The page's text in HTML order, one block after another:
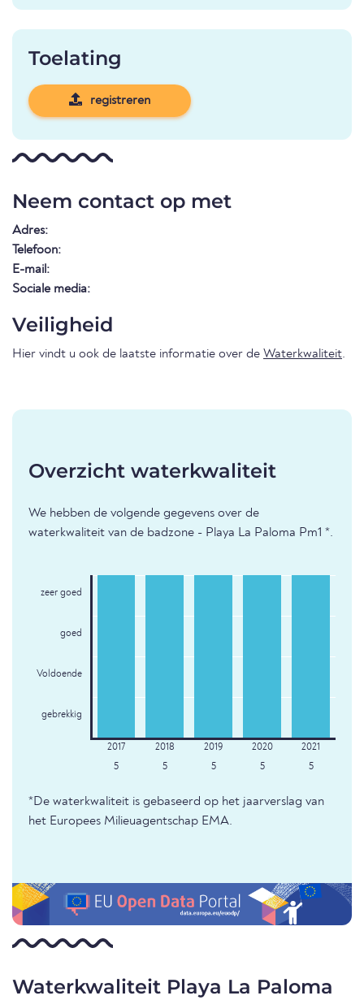
Toelating
registreren
Neem contact op met
Adres:
Telefoon:
E-mail:
Sociale media:
Veiligheid
Hier vindt u ook de laatste informatie over de Waterkwaliteit.
Overzicht waterkwaliteit
We hebben de volgende gegevens over de
waterkwaliteit van de badzone - Playa La Paloma Pm1 *.
zeer goed
goed
Voldoende
gebrekkig
5 5 5 5 5
*De waterkwaliteit is gebaseerd op het jaarverslag van
het Europees Milieuagentschap EMA.
Waterkwaliteit Playa La Paloma